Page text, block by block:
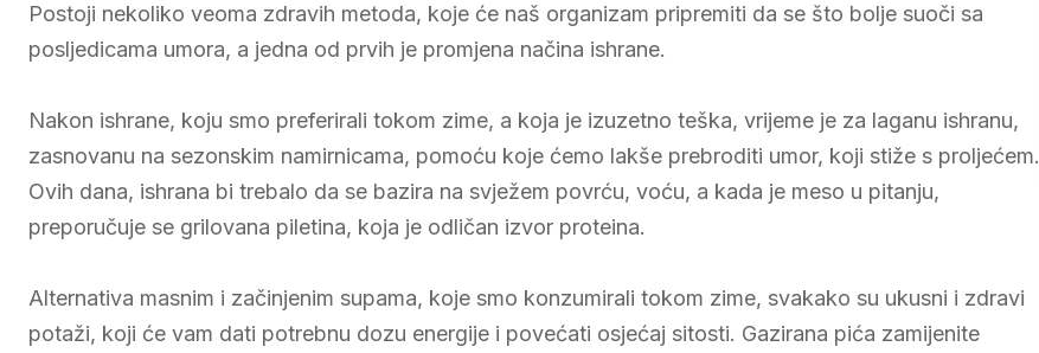
Postoji nekoliko veoma zdravih metoda, koje će naš organizam pripremiti da se što bolje suoči sa
posljedicama umora, a jedna od prvih je promjena načina ishrane.
Nakon ishrane, koju smo preferirali tokom zime, a koja je izuzetno teška, vrijeme je za laganu ishranu,
zasnovanu na sezonskim namirnicama, pomoću koje ćemo lakše prebroditi umor, koji stiže s proljećem.
Ovih dana, ishrana bi trebalo da se bazira na svježem povrću, voću, a kada je meso u pitanju,
preporučuje se grilovana piletina, koja je odličan izvor proteina.
Alternativa masnim i začinjenim supama, koje smo konzumirali tokom zime, svakako su ukusni i zdravi
potaži, koji će vam dati potrebnu dozu energije i povećati osjećaj sitosti. Gazirana pića zamijenite